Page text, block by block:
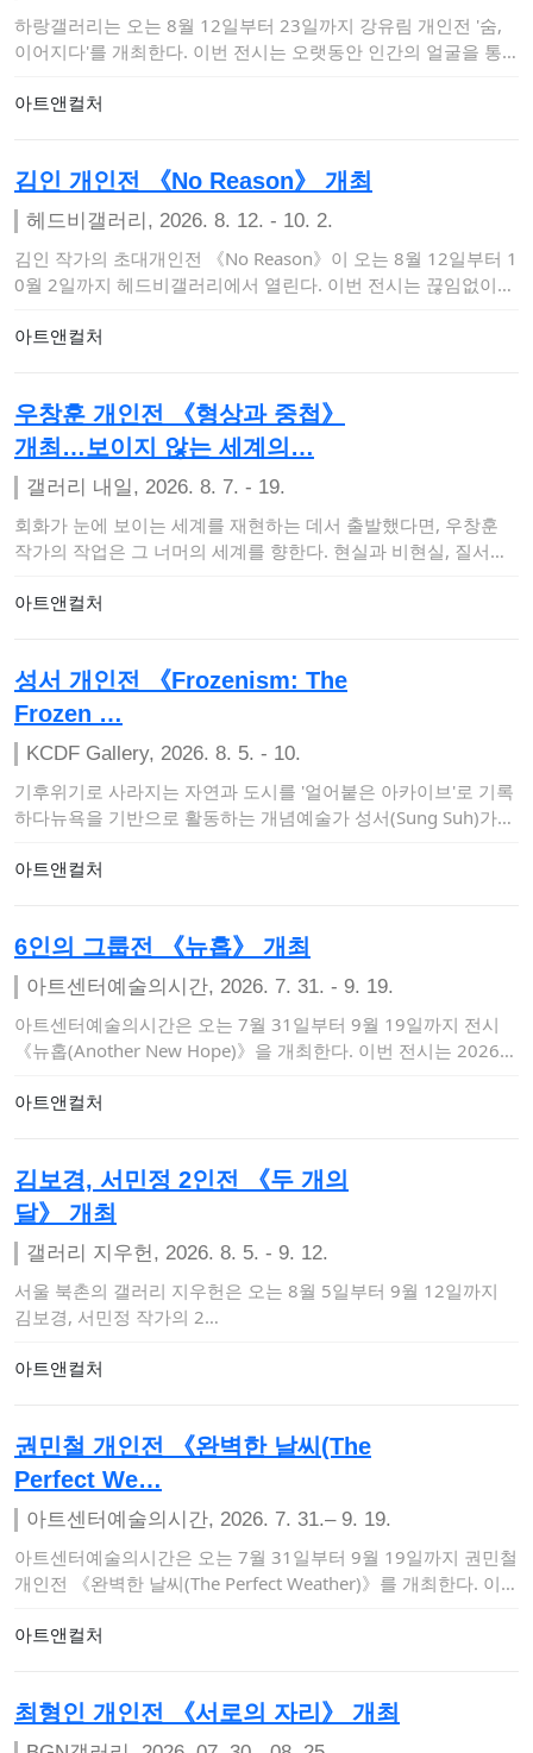
하랑갤러리는 오는 8월 12일부터 23일까지 강유림 개인전 '숨,
이어지다'를 개최한다. 이번 전시는 오랫동안 인간의 얼굴을 통
아트앤컬처
김인 개인전 《No Reason》 개최
헤드비갤러리, 2026. 8. 12. - 10. 2.
김인 작가의 초대개인전 《No Reason》이 오는 8월 12일부터 1
0월 2일까지 헤드비갤러리에서 열린다. 이번 전시는 끊임없이
아트앤컬처
우창훈 개인전 《형상과 중첩》
개최…보이지 않는 세계의…
갤러리 내일, 2026. 8. 7. - 19.
회화가 눈에 보이는 세계를 재현하는 데서 출발했다면, 우창훈
작가의 작업은 그 너머의 세계를 향한다. 현실과 비현실, 질서와
아트앤컬처
성서 개인전 《Frozenism: The
Frozen …
KCDF Gallery, 2026. 8. 5. - 10.
기후위기로 사라지는 자연과 도시를 '얼어붙은 아카이브'로 기록
하다뉴욕을 기반으로 활동하는 개념예술가 성서(Sung Suh)가
아트앤컬처
6인의 그룹전 《뉴홉》 개최
아트센터예술의시간, 2026. 7. 31. - 9. 19.
아트센터예술의시간은 오는 7월 31일부터 9월 19일까지 전시
《뉴홉(Another New Hope)》을 개최한다. 이번 전시는 2026
아트앤컬처
김보경, 서민정 2인전 《두 개의
달》 개최
갤러리 지우헌, 2026. 8. 5. - 9. 12.
서울 북촌의 갤러리 지우헌은 오는 8월 5일부터 9월 12일까지
김보경, 서민정 작가의 2…
아트앤컬처
권민철 개인전 《완벽한 날씨(The
Perfect We…
아트센터예술의시간, 2026. 7. 31.– 9. 19.
아트센터예술의시간은 오는 7월 31일부터 9월 19일까지 권민철
개인전 《완벽한 날씨(The Perfect Weather)》를 개최한다. 이번
아트앤컬처
최형인 개인전 《서로의 자리》 개최